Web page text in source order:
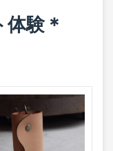
体験＊